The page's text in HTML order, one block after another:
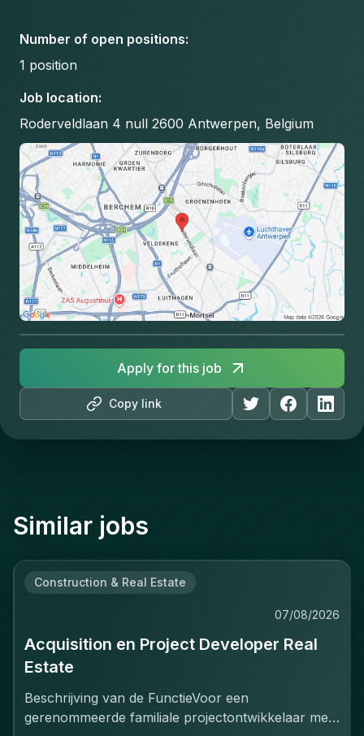
Number of open positions:
1 position
Job location:
Roderveldlaan 4 null 2600 Antwerpen, Belgium
Copy link
Apply for this job
Similar jobs
Construction & Real Estate
07/08/2026
Acquisition en Project Developer Real
Estate
Beschrijving van de FunctieVoor een
gerenommeerde familiale projectontwikkelaar met